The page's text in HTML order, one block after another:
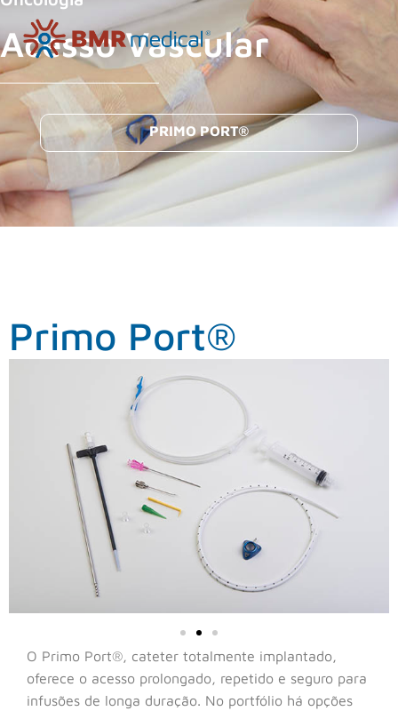
Acesso Vascular
PRIMO PORT®
Primo Port®
O Primo Port®, cateter totalmente implantado,
oferece o acesso prolongado, repetido e seguro para
infusões de longa duração. No portfólio há opções